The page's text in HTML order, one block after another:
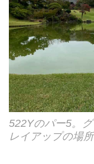
522Yのパー5。
レイアップの場